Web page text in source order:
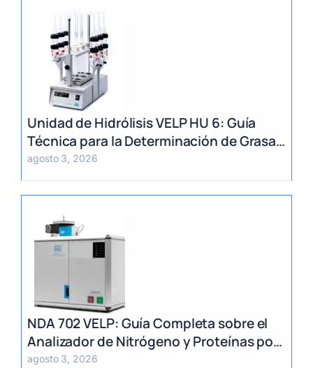
Unidad de Hidrólisis VELP HU 6: Guía
Técnica para la Determinación de Grasa
Total en Alimentos
agosto 3, 2026
NDA 702 VELP: Guía Completa sobre el
Analizador de Nitrógeno y Proteínas por
Método Dumas
agosto 3, 2026